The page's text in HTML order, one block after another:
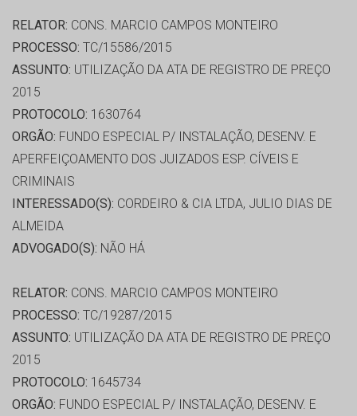
RELATOR: CONS. MARCIO CAMPOS MONTEIRO
PROCESSO: TC/15586/2015
ASSUNTO: UTILIZAÇÃO DA ATA DE REGISTRO DE PREÇO
2015
PROTOCOLO: 1630764
ORGÃO: FUNDO ESPECIAL P/ INSTALAÇÃO, DESENV. E
APERFEIÇOAMENTO DOS JUIZADOS ESP. CÍVEIS E
CRIMINAIS
INTERESSADO(S): CORDEIRO & CIA LTDA, JULIO DIAS DE
ALMEIDA
ADVOGADO(S): NÃO HÁ
RELATOR: CONS. MARCIO CAMPOS MONTEIRO
PROCESSO: TC/19287/2015
ASSUNTO: UTILIZAÇÃO DA ATA DE REGISTRO DE PREÇO
2015
PROTOCOLO: 1645734
ORGÃO: FUNDO ESPECIAL P/ INSTALAÇÃO, DESENV. E